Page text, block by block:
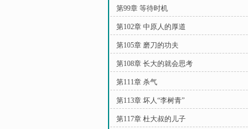
第99章 等待时机
第102章 中原人的厚道
第105章 磨刀的功夫
第108章 长大的就会思考
第111章 杀气
第113章 坏人“李树青”
第117章 杜大叔的儿子